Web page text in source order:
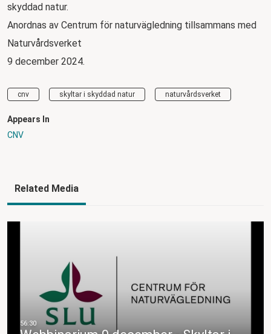
skyddad natur.
Anordnas av Centrum för naturvägledning tillsammans med
Naturvårdsverket
9 december 2024.
cnv skyltar i skyddad natur naturvårdsverket
Appears In
CNV
Related Media